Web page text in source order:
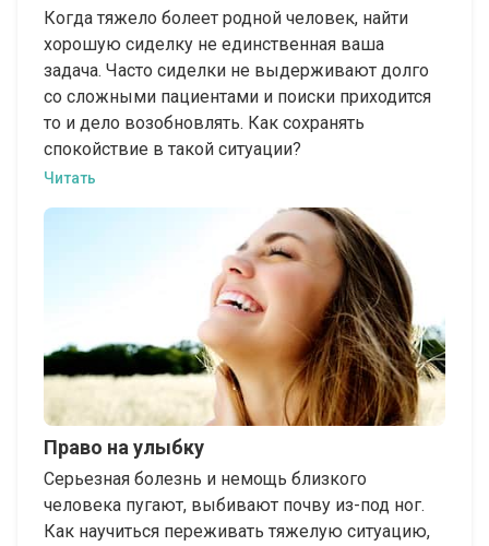
Когда тяжело болеет родной человек, найти
хорошую сиделку не единственная ваша
задача. Часто сиделки не выдерживают долго
со сложными пациентами и поиски приходится
то и дело возобновлять. Как сохранять
спокойствие в такой ситуации?
Читать
Право на улыбку
Серьезная болезнь и немощь близкого
человека пугают, выбивают почву из-под ног.
Как научиться переживать тяжелую ситуацию,